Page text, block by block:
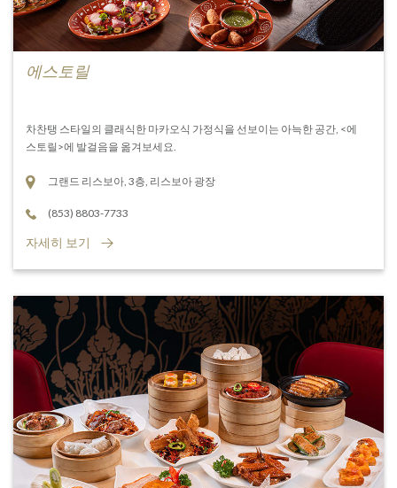
에스토릴
차찬탱 스타일의 클래식한 마카오식 가정식을 선보이는 아늑한 공간, <에
스토릴>에 발걸음을 옮겨보세요.
그랜드 리스보아, 3층, 리스보아 광장
(853) 8803-7733
자세히 보기